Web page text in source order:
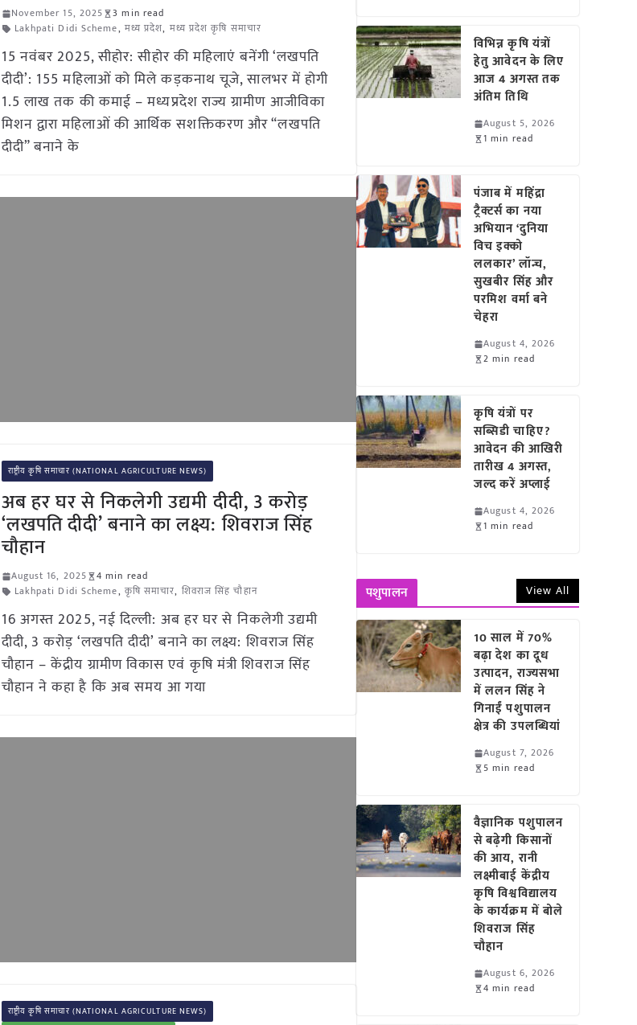
November 15, 2025
3 min read
Lakhpati Didi Scheme, मध्य प्रदेश, मध्य प्रदेश कृषि समाचार
15 नवंबर 2025, सीहोर: सीहोर की महिलाएं बनेंगी ‘लखपति
दीदी’: 155 महिलाओं को मिले कड़कनाथ चूजे, सालभर में होगी
1.5 लाख तक की कमाई – मध्यप्रदेश राज्य ग्रामीण आजीविका
मिशन द्वारा महिलाओं की आर्थिक सशक्तिकरण और “लखपति
दीदी” बनाने के
राष्ट्रीय कृषि समाचार (NATIONAL AGRICULTURE NEWS)
अब हर घर से निकलेगी उद्यमी दीदी, 3 करोड़
‘लखपति दीदी’ बनाने का लक्ष्य: शिवराज सिंह
चौहान
August 16, 2025
4 min read
Lakhpati Didi Scheme, कृषि समाचार, शिवराज सिंह चौहान
16 अगस्त 2025, नई दिल्ली: अब हर घर से निकलेगी उद्यमी
दीदी, 3 करोड़ ‘लखपति दीदी’ बनाने का लक्ष्य: शिवराज सिंह
चौहान – केंद्रीय ग्रामीण विकास एवं कृषि मंत्री शिवराज सिंह
चौहान ने कहा है कि अब समय आ गया
राष्ट्रीय कृषि समाचार (NATIONAL AGRICULTURE NEWS)
विभिन्न कृषि यंत्रों
हेतु आवेदन के लिए
आज 4 अगस्त तक
अंतिम तिथि
August 5, 2026
1 min read
पंजाब में महिंद्रा
ट्रैक्टर्स का नया
अभियान ‘दुनिया
विच इक्को
ललकार’ लॉन्च,
सुखबीर सिंह और
परमिश वर्मा बने
चेहरा
August 4, 2026
2 min read
कृषि यंत्रों पर
सब्सिडी चाहिए?
आवेदन की आखिरी
तारीख 4 अगस्त,
जल्द करें अप्लाई
August 4, 2026
1 min read
पशुपालन View All
10 साल में 70%
बढ़ा देश का दूध
उत्पादन, राज्यसभा
में ललन सिंह ने
गिनाईं पशुपालन
क्षेत्र की उपलब्धियां
August 7, 2026
5 min read
वैज्ञानिक पशुपालन
से बढ़ेगी किसानों
की आय, रानी
लक्ष्मीबाई केंद्रीय
कृषि विश्वविद्यालय
के कार्यक्रम में बोले
शिवराज सिंह
चौहान
August 6, 2026
4 min read